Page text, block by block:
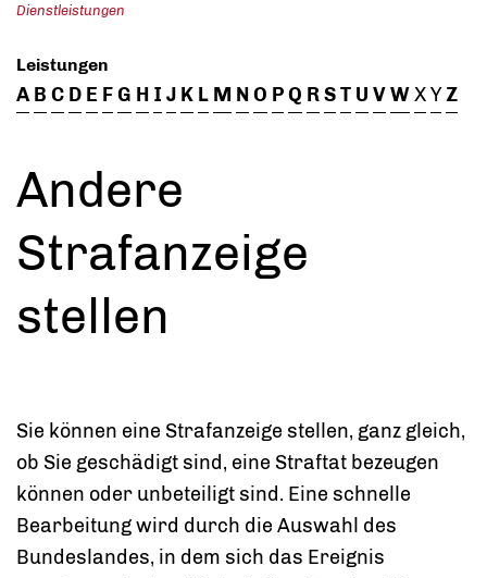
Dienstleistungen
Leistungen
A B C D E FG H I J K L M NO PQ RST U VWXYZ
Andere
Strafanzeige
stellen
Sie können eine Strafanzeige stellen, ganz gleich,
ob Sie geschädigt sind, eine Straftat bezeugen
können oder unbeteiligt sind. Eine schnelle
Bearbeitung wird durch die Auswahl des
Bundeslandes, in dem sich das Ereignis